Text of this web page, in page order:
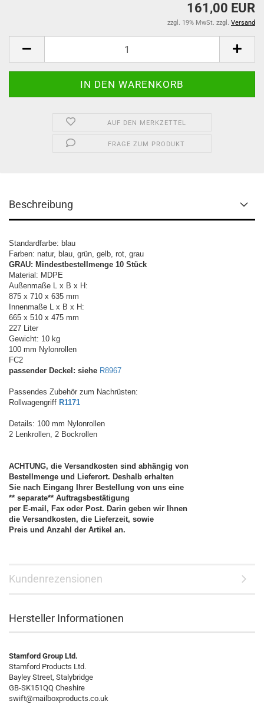
161,00 EUR
zzgl. 19% MwSt. zzgl. Versand
AUF DEN MERKZETTEL
FRAGE ZUM PRODUKT
Beschreibung
Standardfarbe: blau
Farben: natur, blau, grün, gelb, rot, grau
GRAU: Mindestbestellmenge 10 Stück
Material: MDPE
Außenmaße L x B x H:
875 x 710 x 635 mm
Innenmaße L x B x H:
665 x 510 x 475 mm
227 Liter
Gewicht: 10 kg
100 mm Nylonrollen
FC2
passender Deckel: siehe R8967
Passendes Zubehör zum Nachrüsten:
Rollwagengriff R1171
Details: 100 mm Nylonrollen
2 Lenkrollen, 2 Bockrollen
ACHTUNG, die Versandkosten sind abhängig von
Bestellmenge und Lieferort. Deshalb erhalten
Sie nach Eingang Ihrer Bestellung von uns eine
** separate** Auftragsbestätigung
per E-mail, Fax oder Post. Darin geben wir Ihnen
die Versandkosten, die Lieferzeit, sowie
Preis und Anzahl der Artikel an.
Kundenrezensionen
Hersteller Informationen
Stamford Group Ltd.
Stamford Products Ltd.
Bayley Street, Stalybridge
GB-SK151QQ Cheshire
swift@mailboxproducts.co.uk